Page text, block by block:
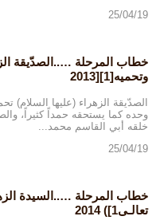
25/04/19
خطاب المرحلة …..الصدّيقة
وتحميه[1][2013
وحده كما يستحقه حمداً كثيراً،
خلقه أبي القاسم محمد...
25/04/19
خطاب المرحلة …..السيدة
تعالـى1]) 2014